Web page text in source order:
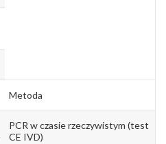
Metoda
PCR w czasie rzeczywistym (test
CE IVD)